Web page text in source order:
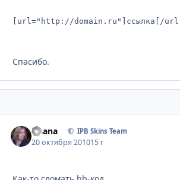
[url="http://domain.ru"]ссылка[/url]
Спасибо.
Fisana IPB Skins Team
20 октября 201015 г